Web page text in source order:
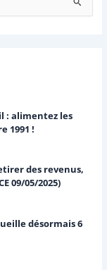
: alimentez les
1991 !
des revenus,
09/05/2025)
désormais 6